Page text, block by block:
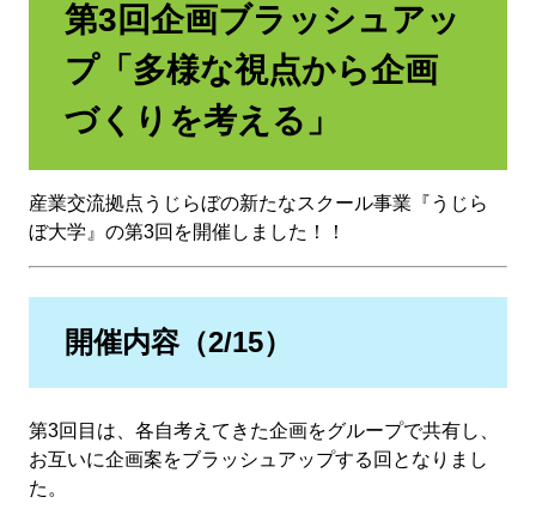
第3回企画ブラッシュアッ
プ「多様な視点から企画
づくりを考える」
産業交流拠点うじらぼの新たなスクール事業『うじら
ぼ大学』の第3回を開催しました！！
開催内容（2/15）
第3回目は、各自考えてきた企画をグループで共有し、
お互いに企画案をブラッシュアップする回となりまし
た。